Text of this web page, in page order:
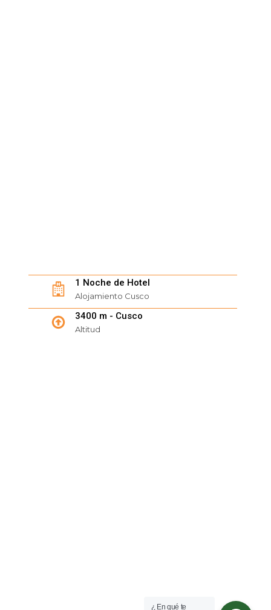
1 Noche de Hotel
Alojamiento Cusco
3400 m - Cusco
Altitud
¿ En qué te